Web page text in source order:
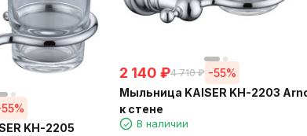
KH-2205
2 140 ₽4 710 ₽ -55%
Мыльница KAISER KH-2203
к стене
В наличии